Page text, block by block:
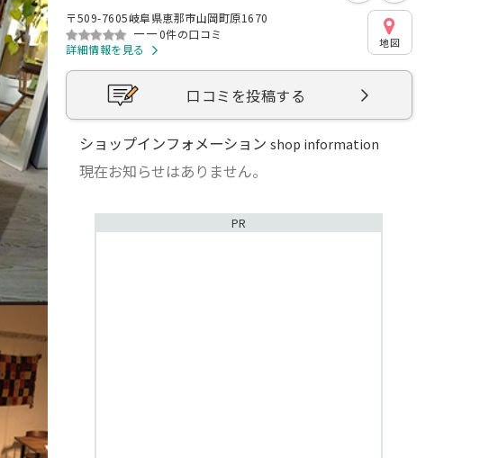
〒509-7605岐阜県恵那市山岡町原1670
ーー0件の口コミ
詳細情報を見る
地図
口コミを投稿する
ショップインフォメーションshop information
現在お知らせはありません。
PR